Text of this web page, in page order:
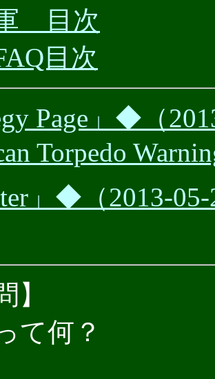
目次
目次
Page」◆（
Torpedo
」◆（2013-
】
て何？